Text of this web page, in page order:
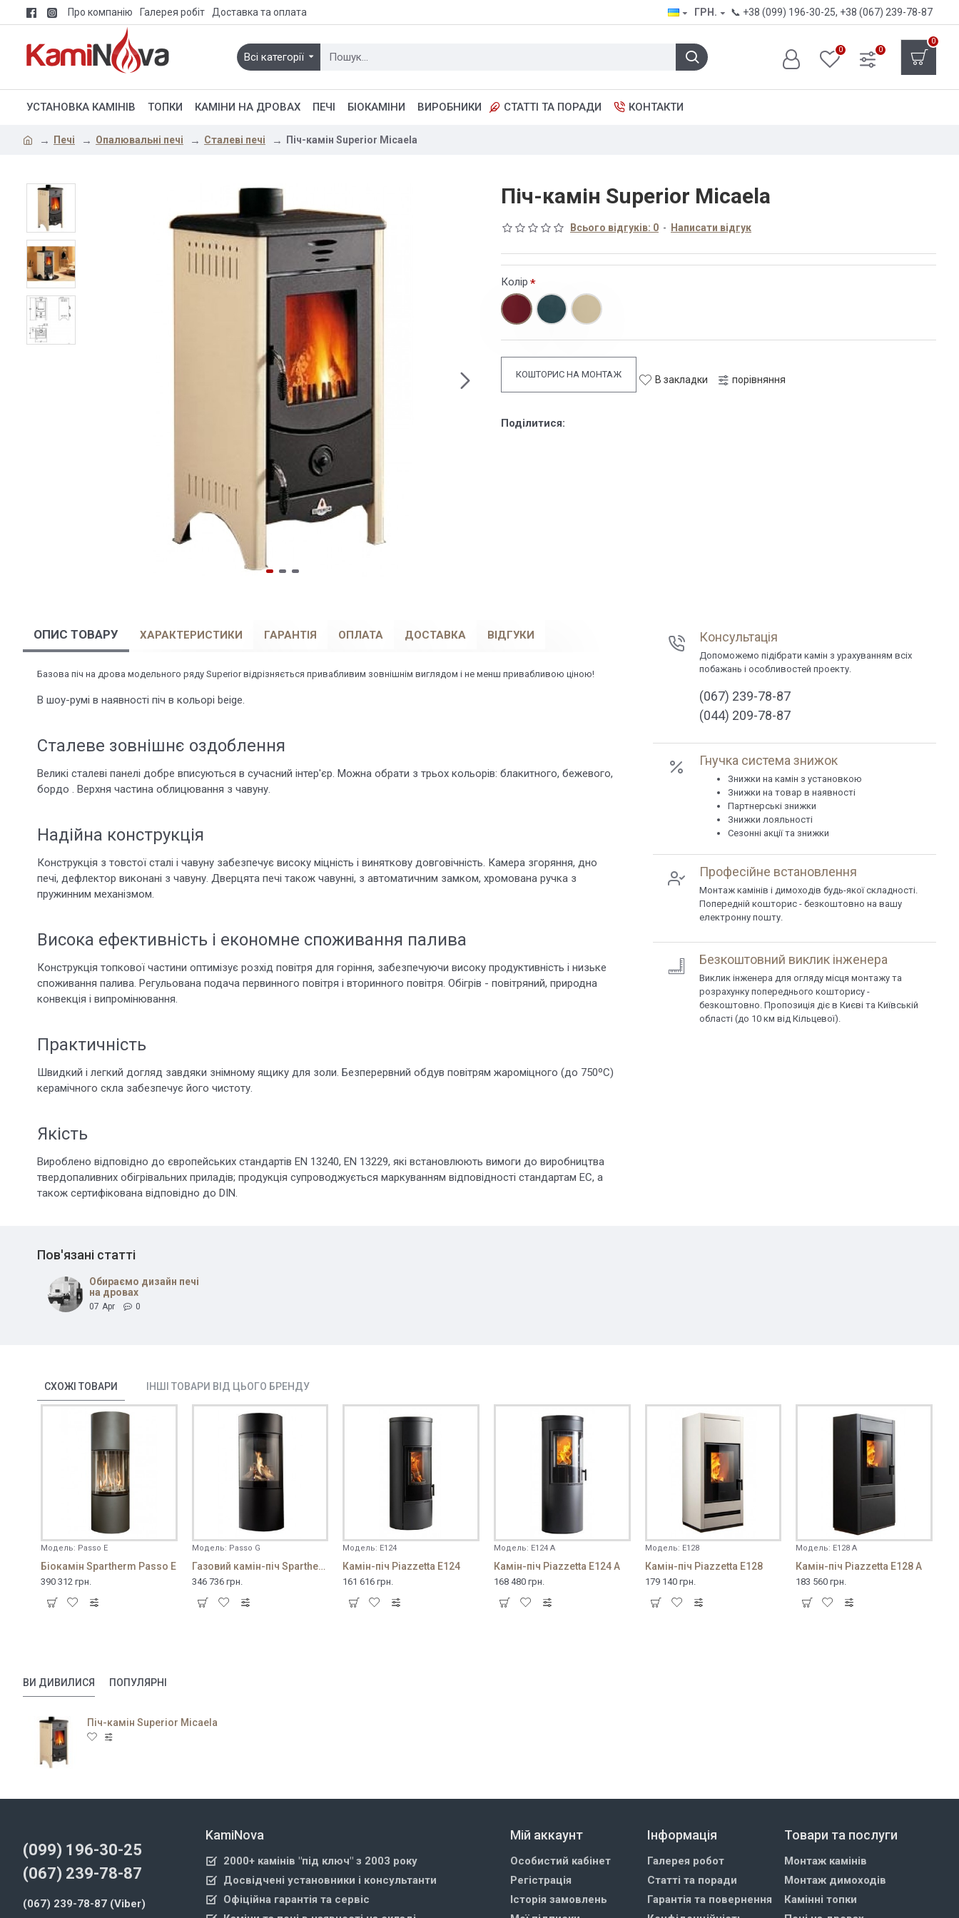
Про компанію Галерея робіт Доставка та оплата ГРН. 📞 +38 (099) 196-30-25, +38 (067) 239-78-87
Всі категорії
0 0
0
УСТАНОВКА КАМІНІВ ТОПКИ КАМІНИ НА ДРОВАХ ПЕЧІ БІОКАМІНИ ВИРОБНИКИ СТАТТІ ТА ПОРАДИ КОНТАКТИ
Печі Опалювальні печі Сталеві печі Піч-камін Superior Micaela
Піч-камін Superior Micaela
Всього відгуків: 0 - Написати відгук
Колір
КОШТОРИС НА МОНТАЖ В закладки порівняння
Поділитися:
ОПИС ТОВАРУ ХАРАКТЕРИСТИКИ ГАРАНТІЯ ОПЛАТА ДОСТАВКА ВІДГУКИ
Базова піч на дрова модельного ряду Superior відрізняється привабливим зовнішнім виглядом і не менш привабливою ціною!
В шоу-румі в наявності піч в кольорі beige.
Сталеве зовнішнє оздоблення
Великі сталеві панелі добре вписуються в сучасний інтер'єр. Можна обрати з трьох кольорів: блакитного, бежевого,
бордо . Верхня частина облицювання з чавуну.
Надійна конструкція
Конструкція з товстої сталі і чавуну забезпечує високу міцність і виняткову довговічність. Камера згоряння, дно
печі, дефлектор виконані з чавуну. Дверцята печі також чавунні, з автоматичним замком, хромована ручка з
пружинним механізмом.
Висока ефективність і економне споживання палива
Конструкція топкової частини оптимізує розхід повітря для горіння, забезпечуючи високу продуктивність і низьке
споживання палива. Регульована подача первинного повітря і вторинного повітря. Обігрів - повітряний, природна
конвекція і випромінювання.
Практичність
Швидкий і легкий догляд завдяки знімному ящику для золи. Безперервний обдув повітрям жароміцного (до 750ºС)
керамічного скла забезпечує його чистоту.
Якість
Вироблено відповідно до європейських стандартів EN 13240, EN 13229, які встановлюють вимоги до виробництва
твердопаливних обігрівальних приладів; продукція супроводжується маркуванням відповідності стандартам EC, а
також сертифікована відповідно до DIN.
Консультація
Допоможемо підібрати камін з урахуванням всіх
побажань і особливостей проекту.
(067) 239-78-87
(044) 209-78-87
Гнучка система знижок
Знижки на камін з установкою
Знижки на товар в наявності
Партнерські знижки
Знижки лояльності
Сезонні акції та знижки
Професійне встановлення
Монтаж камінів і димоходів будь-якої складності.
Попередній кошторис - безкоштовно на вашу
електронну пошту.
Безкоштовний виклик інженера
Виклик інженера для огляду місця монтажу та
розрахунку попереднього кошторису -
безкоштовно. Пропозиція діє в Києві та Київській
області (до 10 км від Кільцевої).
Пов'язані статті
Обираємо дизайн печі
на дровах
07 Apr 0
СХОЖІ ТОВАРИ ІНШІ ТОВАРИ ВІД ЦЬОГО БРЕНДУ
Модель: Passo E
Біокамін Spartherm Passo E
390 312 грн.
Модель: Passo G
Газовий камін-піч Spartherm Passo G
346 736 грн.
Модель: E124
Камін-піч Piazzetta E124
161 616 грн.
Модель: E124 A
Камін-піч Piazzetta E124 A
168 480 грн.
Модель: E128
Камін-піч Piazzetta E128
179 140 грн.
Модель: E128 A
Камін-піч Piazzetta E128 A
183 560 грн.
ВИ ДИВИЛИСЯ ПОПУЛЯРНІ
Піч-камін Superior Micaela
(099) 196-30-25
(067) 239-78-87
(067) 239-78-87 (Viber)
KamiNova
2000+ камінів "під ключ" з 2003 року
Досвідчені установники і консультанти
Офіційна гарантія та сервіс
Мій аккаунт
Особистий кабінет
Регістрація
Історія замовлень
Інформація
Галерея робот
Статті та поради
Гарантія та повернення
Товари та послуги
Монтаж камінів
Монтаж димоходів
Камінні топки